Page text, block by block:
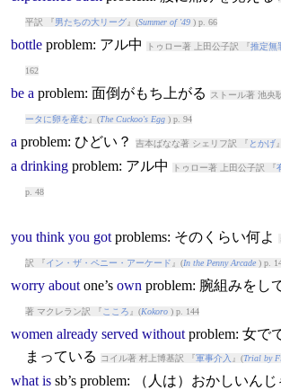
平訳 『男たちの大リーグ』(Summer of '49) p. 66
bottle problem: アル中 トゥロー著 上田公子訳 『推定無
162
be a problem: 面倒がもち上がる ストール著 池央
ータに卵を産む』(The Cuckoo's Egg) p. 94
a problem: ひどい？ 吉本ばなな著 シェリフ訳 『 とかげ
a drinking problem: アル中 トゥロー著 上田公子訳 『
p. 48
you think you got problems: そのくらい何よ
訳 『イン・ザ・ペニー・アーケード 』(In the Penny Arcade) p.
worry aboutone’s own problem: 腕組みをし
著 マクレラン訳 『 こころ 』(Kokoro) p. 144
women already served without problem: 女で
まっている
コイル著 村上博基訳 『軍事介入 』(Trial by
what issb’s problem: （人は）おかしいんじ